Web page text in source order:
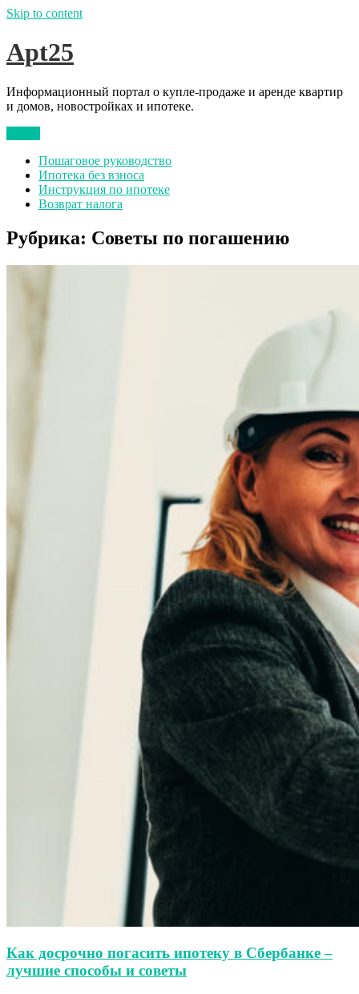
Skip to content
Apt25
Информационный портал о купле-продаже и аренде квартир
и домов, новостройках и ипотеке.
Пошаговое руководство
Ипотека без взноса
Инструкция по ипотеке
Возврат налога
Рубрика: Советы по погашению
Как досрочно погасить ипотеку в Сбербанке –
лучшие способы и советы